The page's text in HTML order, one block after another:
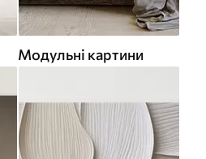
Модульні картини